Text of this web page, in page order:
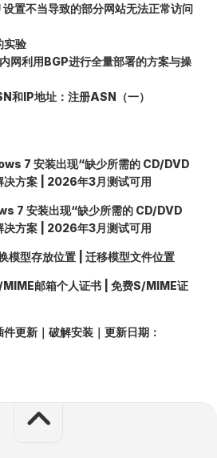
置不当导致的部分网站无法正常访问
实验
网利用BGP进行全量部署的方案与操
和IP地址：注册ASN（一）
7 安装出现“缺少所需的 CD/DVD
决方案 | 2026年3月测试可用
7 安装出现“缺少所需的 CD/DVD
决方案 | 2026年3月测试可用
模型存放位置 | 迁移模型文件位置
邮箱个人证书 | 免费S/MIME证
更新｜破解安装｜更新日期：